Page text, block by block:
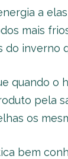
a
mais
do inverno
quando o
pela
os
bem